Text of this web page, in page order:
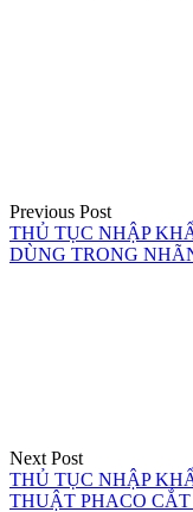
Previous Post
THỦ TỤC NHẬP
DÙNG TRONG
Next Post
THỦ TỤC NHẬP
THUẬT PHACO